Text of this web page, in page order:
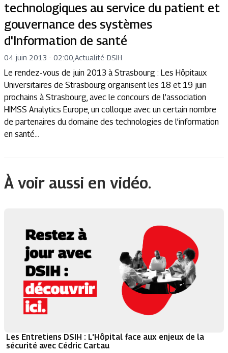
technologiques au service du patient et
gouvernance des systèmes
d'Information de santé
04 juin 2013 - 02:00 Actualité-DSIH
Le rendez-vous de juin 2013 à Strasbourg : Les Hôpitaux
Universitaires de Strasbourg organisent les 18 et 19 juin
prochains à Strasbourg, avec le concours de l’association
HIMSS Analytics Europe, un colloque avec un certain nombre
de partenaires du domaine des technologies de l’information
en santé...
À voir aussi en vidéo.
Les Entretiens DSIH : L'Hôpital face aux enjeux de la
sécurité avec Cédric Cartau